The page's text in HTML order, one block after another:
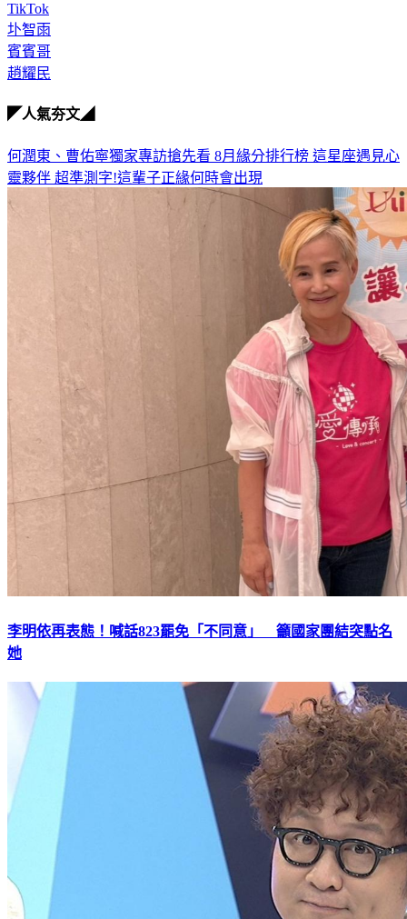
TikTok
圤智雨
賓賓哥
趙耀民
◤人氣夯文◢
何潤東、曹佑寧獨家專訪搶先看 8月緣分排行榜 這星座遇見心
靈夥伴 超準測字!這輩子正緣何時會出現
李明依再表態！喊話823罷免「不同意」 籲國家團結突點名
她